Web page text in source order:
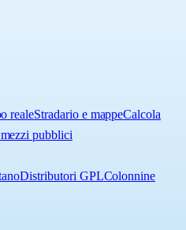
realeStradario e mappeCalcola
pubblici
Distributori GPLColonnine